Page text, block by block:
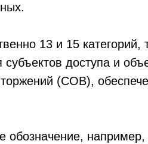
13 и 15 категорий,
доступа и
(СОВ),
обозначение,